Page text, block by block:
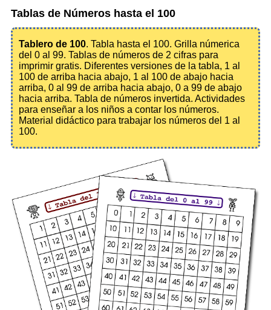
Tablas de Números hasta el 100
Tablero de 100. Tabla hasta el 100. Grilla númerica
del 0 al 99. Tablas de números de 2 cifras para
imprimir gratis. Diferentes versiones de la tabla, 1 al
100 de arriba hacia abajo, 1 al 100 de abajo hacia
arriba, 0 al 99 de arriba hacia abajo, 0 a 99 de abajo
hacia arriba. Tabla de números invertida. Actividades
para enseñar a los niños a contar los números.
Material didáctico para trabajar los números del 1 al
100.